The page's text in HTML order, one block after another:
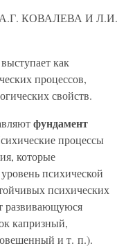
КОВАЛЕВА И Л.И.
как
процессов,
свойств.
фундамент
процессы
которые
психической
психических
развивающуюся
капризный,
и т. п.).